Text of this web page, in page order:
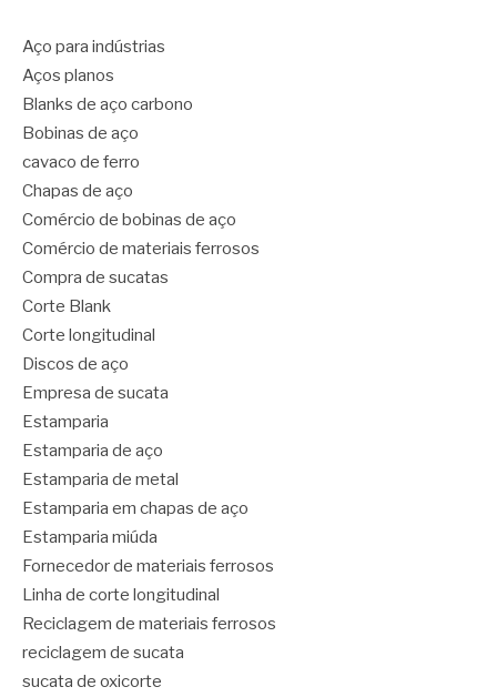
Aço para indústrias
Aços planos
Blanks de aço carbono
Bobinas de aço
cavaco de ferro
Chapas de aço
Comércio de bobinas de aço
Comércio de materiais ferrosos
Compra de sucatas
Corte Blank
Corte longitudinal
Discos de aço
Empresa de sucata
Estamparia
Estamparia de aço
Estamparia de metal
Estamparia em chapas de aço
Estamparia miúda
Fornecedor de materiais ferrosos
Linha de corte longitudinal
Reciclagem de materiais ferrosos
reciclagem de sucata
sucata de oxicorte